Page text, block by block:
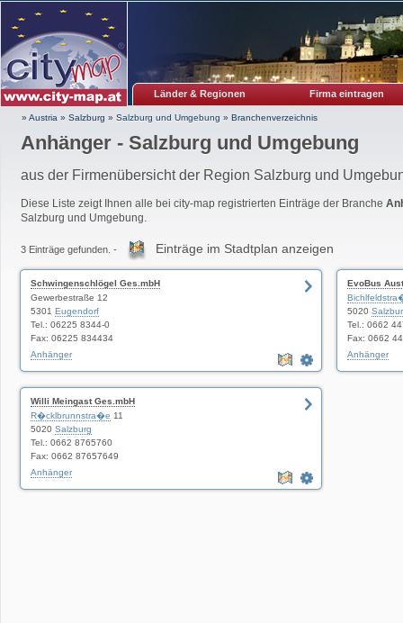
Länder & Regionen Firma eintragen
» Austria » Salzburg » Salzburg und Umgebung » Branchenverzeichnis
Anhänger - Salzburg und Umgebung
aus der Firmenübersicht der Region Salzburg und
Diese Liste zeigt Ihnen alle bei city-map registrierten Einträge der Branche
Salzburg und Umgebung.
3 Einträge gefunden. - Einträge im Stadtplan anzeigen
Schwingenschlögel Ges.mbH
Gewerbestraße 12
5301 Eugendorf
Tel.: 06225 8344-0
Fax: 06225 834434
Anhänger
EvoBus
5020
Tel.: 0662
Fax: 0662
Anhänger
Willi Meingast Ges.mbH
R�cklbrunnstra�e 11
5020 Salzburg
Tel.: 0662 8765760
Fax: 0662 87657649
Anhänger